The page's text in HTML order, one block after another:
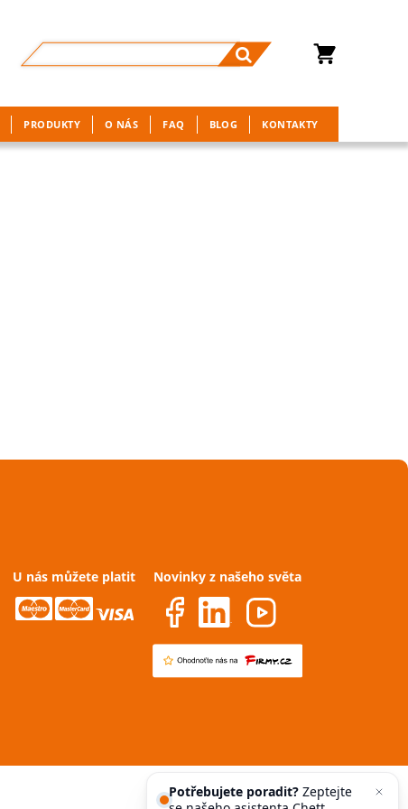
PRODUKTY O NÁS FAQ BLOG KONTAKTY
U nás můžete platit Novinky z našeho světa
Potřebujete poradit? Zeptejte